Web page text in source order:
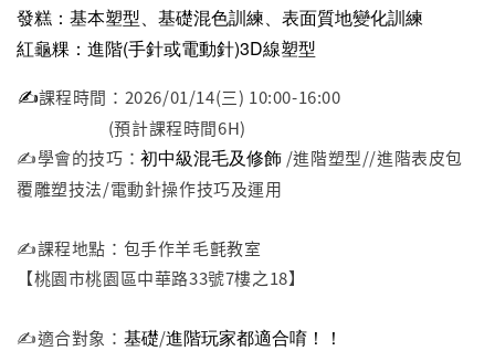
發糕：基本塑型、基礎混色訓練、表面質地變化訓練
紅龜粿：進階(手針或電動針)3D線塑型
✍️課程時間：2026/01/14(三) 10:00-16:00
(預計課程時間6H)
✍️學會的技巧：初中級混毛及修飾 /進階塑型//進階表皮包
覆雕塑技法/電動針操作技巧及運用
✍️課程地點：包手作羊毛氈教室
【桃園市桃園區中華路33號7樓之18】
✍️適合對象： 基礎/進階玩家都適合唷！！